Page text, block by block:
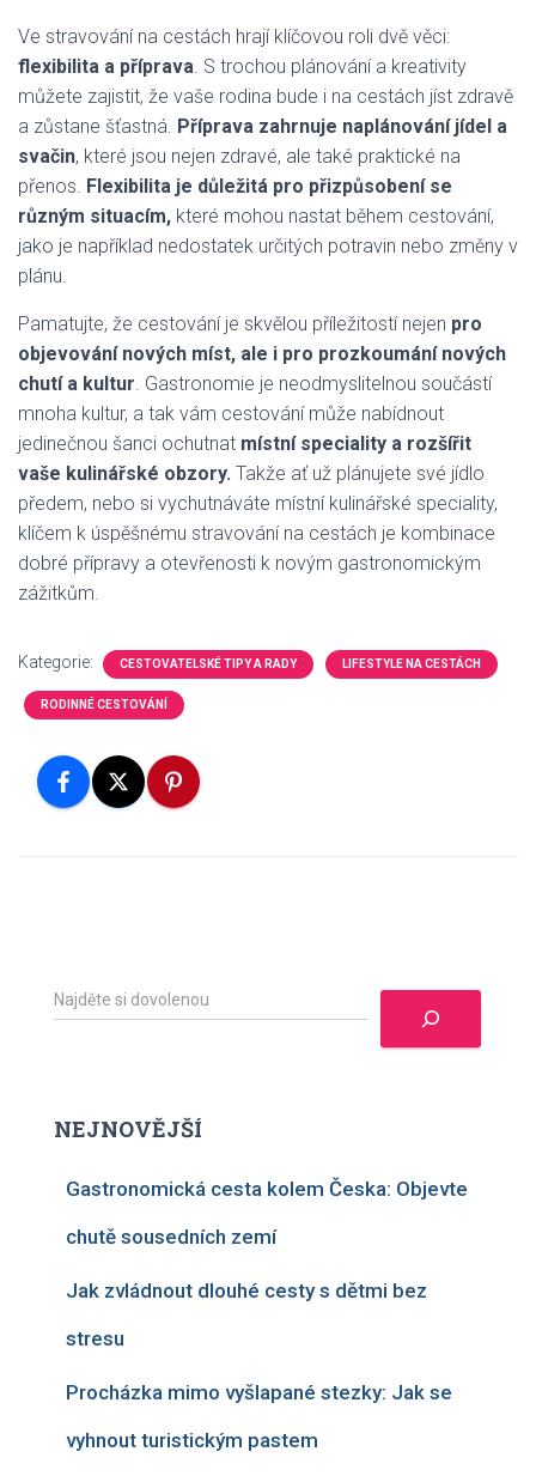
Ve stravování na cestách hrají klíčovou roli dvě věci:
flexibilita a příprava . S trochou plánování a kreativity
můžete zajistit, že vaše rodina bude i na cestách jíst zdravě
a zůstane šťastná. Příprava zahrnuje naplánování jídel a
svačin, které jsou nejen zdravé, ale také praktické na
přenos. Flexibilita je důležitá pro přizpůsobení se
různým situacím, které mohou nastat během cestování,
jako je například nedostatek určitých potravin nebo změny v
plánu.
Pamatujte, že cestování je skvělou příležitostí nejen pro
objevování nových míst, ale i pro prozkoumání nových
chutí a kultur . Gastronomie je neodmyslitelnou součástí
mnoha kultur, a tak vám cestování může nabídnout
jedinečnou šanci ochutnat místní speciality a rozšířit
vaše kulinářské obzory. Takže ať už plánujete své jídlo
předem, nebo si vychutnáváte místní kulinářské speciality,
klíčem k úspěšnému stravování na cestách je kombinace
dobré přípravy a otevřenosti k novým gastronomickým
zážitkům.
Kategorie: CESTOVATELSKÉ TIPY A RADY LIFESTYLE NA CESTÁCH
RODINNÉ CESTOVÁNÍ
H
l
tNEJNOVĚJŠÍ
Gastronomická cesta kolem Česka: Objevte
chutě sousedních zemí
Jak zvládnout dlouhé cesty s dětmi bez
stresu
Procházka mimo vyšlapané stezky: Jak se
vyhnout turistickým pastem